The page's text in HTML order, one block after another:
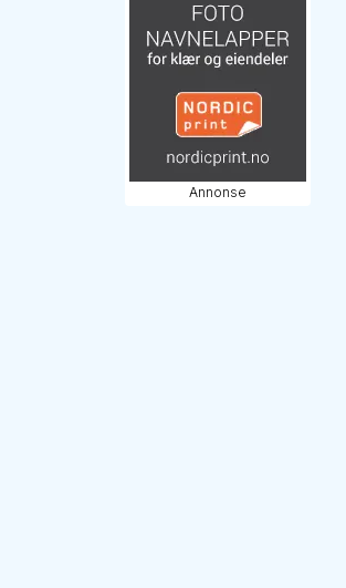
Annonse